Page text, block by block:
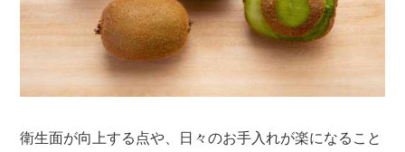
衛生面が向上する点や、日々のお手入れが楽になること